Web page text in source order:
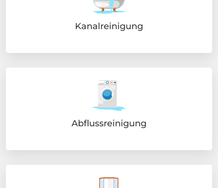
Kanalreinigung
Abflussreinigung